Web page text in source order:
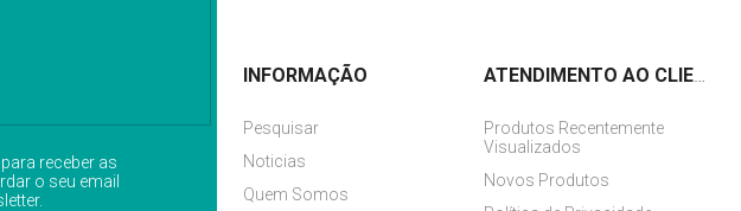
receber as
o seu email
INFORMAÇÃO
Pesquisar
Noticias
Quem Somos
ATENDIMENTO AO CLIENTE
Produtos Recentemente
Visualizados
Novos Produtos